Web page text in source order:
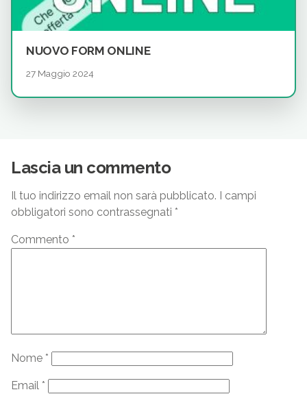
NUOVO FORM ONLINE
27 Maggio 2024
Lascia un commento
Il tuo indirizzo email non sarà pubblicato. I campi
obbligatori sono contrassegnati *
Commento *
Nome *
Email *